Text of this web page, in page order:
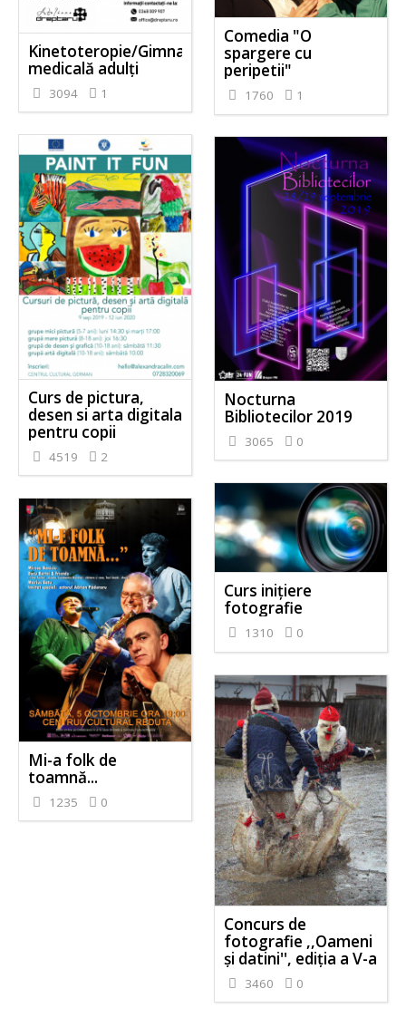
Kinetoteropie/Gimnastică
medicală adulți
3094 1
Comedia "O
spargere cu
peripetii"
1760 1
Curs de pictura,
desen si arta digitala
pentru copii
4519 2
Nocturna
Bibliotecilor 2019
3065 0
Curs inițiere
fotografie
1310 0
Mi-a folk de
toamnă...
1235 0
Concurs de
fotografie ,,Oameni
și datini'', ediția a V-a
3460 0